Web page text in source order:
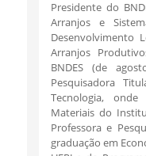
Presidente do
Arranjos e
Desenvolvimento
Arranjos
BNDES (de
Pesquisadora
Tecnologia,
Materiais do
Professora e
graduação em